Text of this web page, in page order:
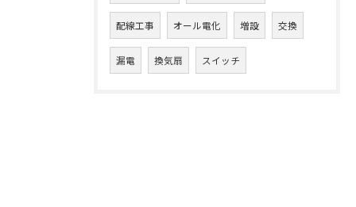
配線工事 オール電化 増設 交換
漏電 換気扇 スイッチ